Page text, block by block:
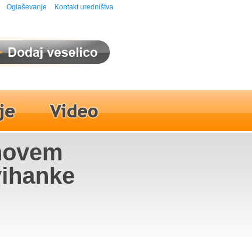
Oglaševanje Kontakt uredništva